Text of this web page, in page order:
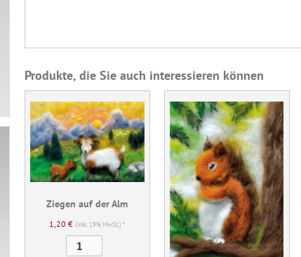
Produkte, die Sie auch interessieren können
Ziegen auf der Alm
1,20€ (inkl. 19% MwSt.) *